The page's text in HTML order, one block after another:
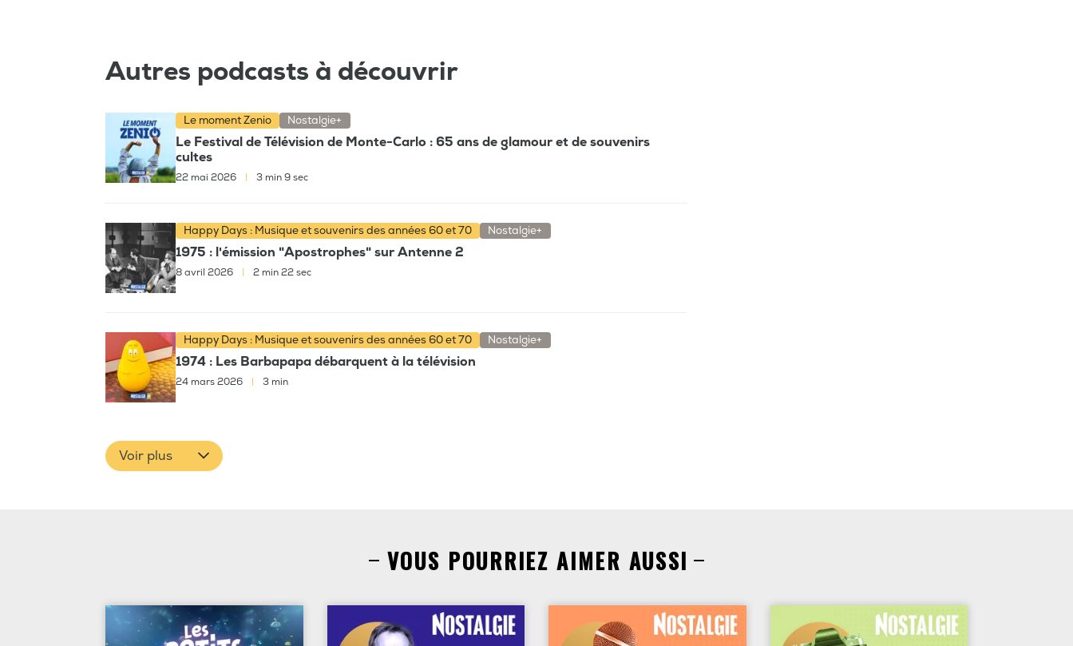
Autres podcasts à découvrir
Le moment Zenio Nostalgie+
Le Festival de Télévision de Monte-Carlo : 65 ans de glamour et de souvenirs
cultes
22 mai 2026 3 min 9 sec
Happy Days : Musique et souvenirs des années 60 et 70 Nostalgie+
1975 : l'émission "Apostrophes" sur Antenne 2
8 avril 2026 | 2 min 22 sec
Happy Days : Musique et souvenirs des années 60 et 70 Nostalgie+
1974 : Les Barbapapa débarquent à la télévision
24 mars 2026 | 3 min
Voir plus
VOUS POURRIEZ AIMER AUSSI